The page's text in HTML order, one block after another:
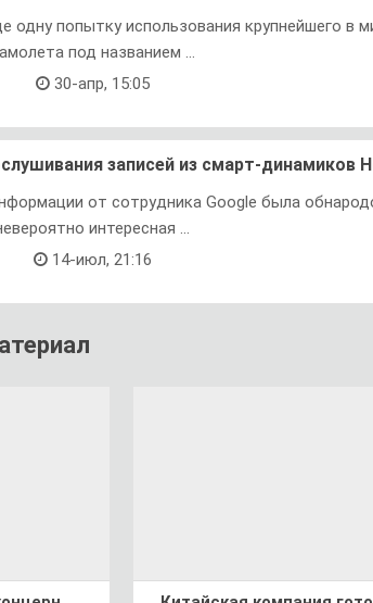
одну попытку использования крупнейшего в
под названием ...
30-апр, 15:05
записей из смарт-динамиков
от сотрудника Google была
интересная ...
14-июл, 21:16